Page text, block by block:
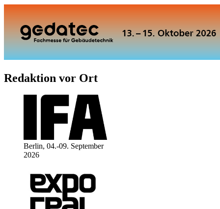
Redaktion vor Ort
Berlin, 04.-09. September
2026